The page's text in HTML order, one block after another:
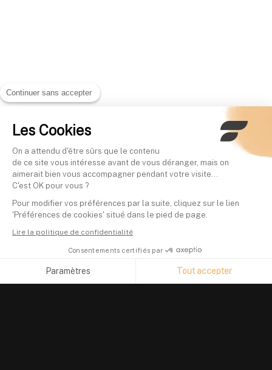
Continuer sans accepter
Les Cookies
On a attendu d'être sûrs que le contenu
de ce site vous intéresse avant de vous déranger, mais on
aimerait bien vous accompagner pendant votre visite...
C'est OK pour vous ?
Pour modifier vos préférences par la suite, cliquez sur le lien
'Préférences de cookies' situé dans le pied de page.
Lire la politique de confidentialité
Consentements certifiés par
Paramètres Tout accepter